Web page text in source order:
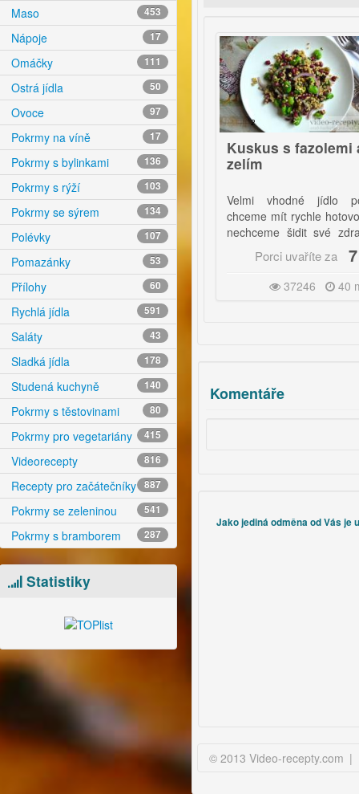
Maso 453
Nápoje 17
Omáčky 111
Ostrá jídla 50
Ovoce 97
Pokrmy na víně 17
Pokrmy s bylinkami 136
Pokrmy s rýží 103
Pokrmy se sýrem 134
Polévky 107
Pomazánky 53
Přílohy 60
Rychlá jídla 591
Saláty 43
Sladká jídla 178
Studená kuchyně 140
Pokrmy s těstovinami 80
Pokrmy pro vegetariány 415
Videorecepty 816
Recepty pro začátečníky 887
Pokrmy se zeleninou 541
Pokrmy s bramborem 287
Statistiky
9
Smažené brambory se
smetanovými kuřecími
kousky
Lahodné a vyvážené rychlé
jídlo, které podle videa
zvládnete naprosto hravě.
Porci uvaříte za 24 Kč
40 minut
2
Kuskus s fazolemi a
zelím
Velmi vhodné jídlo pokud
chceme mít rychle hotovo, ale
nechceme šidit své zdraví. |
Pokud přesně nevíte co je to
kuskus, a jak se vyrábí,
ZDE .
Porci uvaříte za 7 Kč
37246 40 minut
Komentáře
Jako jediná odměna od Vás je
© 2013 Video-recepty.com |